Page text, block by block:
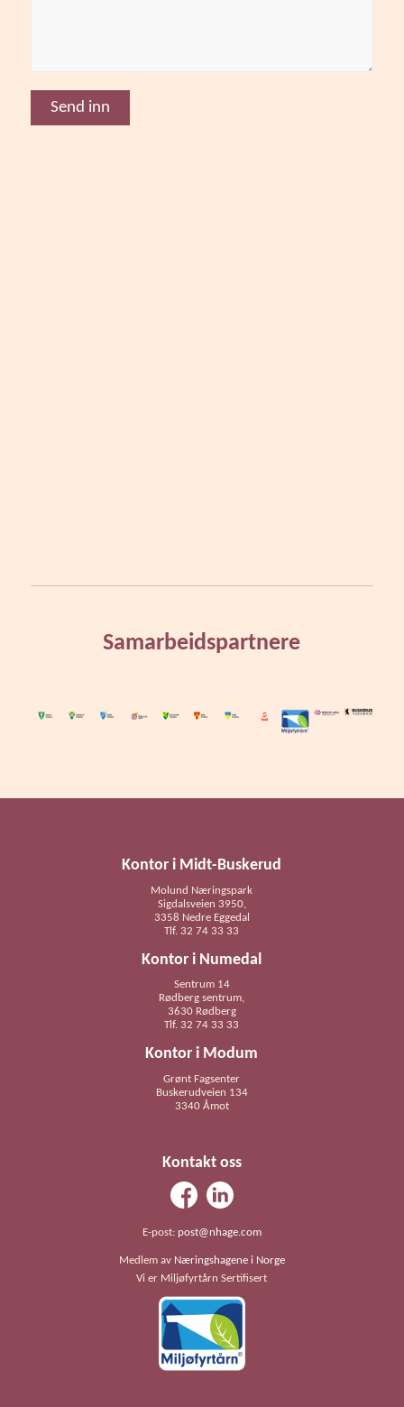
Samarbeidspartnere
Kontor i Midt-Buskerud
Molund Næringspark
Sigdalsveien 3950,
3358 Nedre Eggedal
Tlf. 32 74 33 33
Kontor i Numedal
Sentrum 14
Rødberg sentrum,
3630 Rødberg
Tlf. 32 74 33 33
Kontor i Modum
Grønt Fagsenter
Buskerudveien 134
3340 Åmot
Kontakt oss
E-post: post@nhage.com
Medlem av Næringshagene i Norge
Vi er Miljøfyrtårn Sertifisert